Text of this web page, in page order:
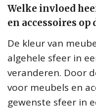
Welke invloed
en accessoires
De kleur van
algehele sfeer in
veranderen. Door
voor meubels en
gewenste sfeer in